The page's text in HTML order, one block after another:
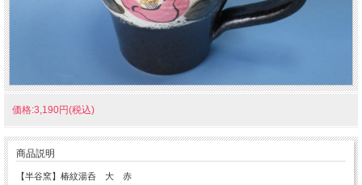
価格:3,190円(税込)
商品説明
【半谷窯】椿紋湯呑 大 赤